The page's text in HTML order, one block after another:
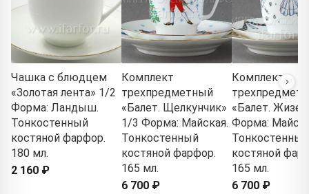
Чашка с блюдцем
«Золотая лента» 1/2
Форма: Ландыш.
Тонкостенный
костяной фарфор.
180 мл.
2 160 ₽
Комплект
трехпредметный
«Балет. Щелкунчик»
1/3 Форма: Майская.
Тонкостенный
костяной фарфор.
165 мл.
6 700 ₽
Комплект
«Балет.
Форма:
Тонкостенный
костяной
165 мл.
6 700 ₽